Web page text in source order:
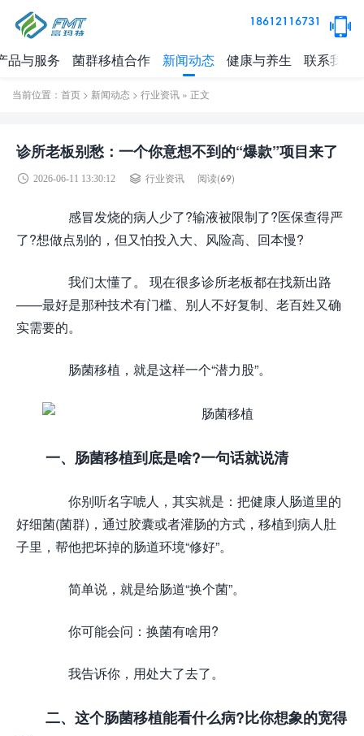
18612116731
品与服务 菌群移植合作 新闻动态 健康与养生 联系我们
当前位置： 首页 > 新闻动态 > 行业资讯 » 正文
诊所老板别愁：一个你意想不到的“爆款”项目来了
2026-06-11 13:30:12 行业资讯 阅读(69)
感冒发烧的病人少了?输液被限制了?医保查得严
了?想做点别的，但又怕投入大、风险高、回本慢?
我们太懂了。 现在很多诊所老板都在找新出路
——最好是那种技术有门槛、别人不好复制、老百姓又确
实需要的。
肠菌移植，就是这样一个“潜力股”。
一、肠菌移植到底是啥?一句话就说清
你别听名字唬人，其实就是：把健康人肠道里的
好细菌(菌群)，通过胶囊或者灌肠的方式，移植到病人肚
子里，帮他把坏掉的肠道环境“修好”。
简单说，就是给肠道“换个菌”。
你可能会问：换菌有啥用?
我告诉你，用处大了去了。
二、这个肠菌移植能看什么病?比你想象的宽得